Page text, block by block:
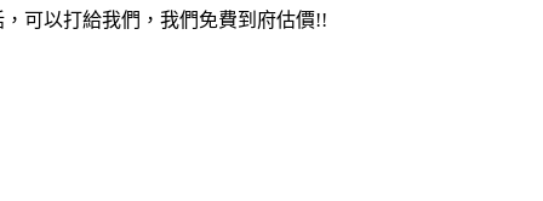
可以打給我們，我們免費到府估價!!